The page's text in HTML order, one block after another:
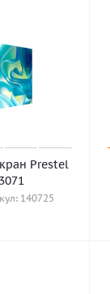
Prestel
140725